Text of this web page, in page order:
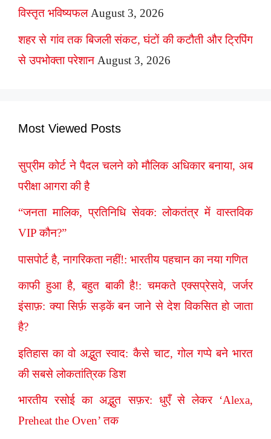
विस्तृत भविष्यफल August 3, 2026
शहर से गांव तक बिजली संकट, घंटों की कटौती और ट्रिपिंग
से उपभोक्ता परेशान August 3, 2026
Most Viewed Posts
सुप्रीम कोर्ट ने पैदल चलने को मौलिक अधिकार बनाया, अब
परीक्षा आगरा की है
“जनता मालिक, प्रतिनिधि सेवक: लोकतंत्र में वास्तविक
VIP कौन?”
पासपोर्ट है, नागरिकता नहीं!: भारतीय पहचान का नया गणित
काफी हुआ है, बहुत बाकी है!: चमकते एक्सप्रेसवे, जर्जर
इंसाफ़: क्या सिर्फ़ सड़कें बन जाने से देश विकसित हो जाता
है?
इतिहास का वो अद्भुत स्वाद: कैसे चाट, गोल गप्पे बने भारत
की सबसे लोकतांत्रिक डिश
भारतीय रसोई का अद्भुत सफ़र: धुएँ से लेकर ‘Alexa,
Preheat the Oven’ तक